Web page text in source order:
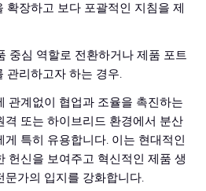
확장하고 보다 포괄적인 지침을 제
중심 역할로 전환하거나 제품 포트
관리하고자 하는 경우.
관계없이 협업과 조율을 촉진하는
격 또는 하이브리드 환경에서 분산
특히 유용합니다. 이는 현대적인
헌신을 보여주고 혁신적인 제품 생
가의 입지를 강화합니다.